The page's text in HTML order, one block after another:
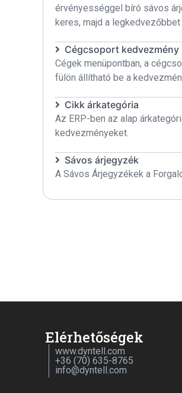
érvényességgel bíró sávos
keres, majd a
Cégcsoport kedvezmény
Cégek menüpontban, a
fülön állítható be a
Cikk árkategória
Az ERP-ben az alap
kedvezményeket.
Sávos árjegyzék
A Sávos Árjegyzékek a
Elérhetőségek
www.dyntell.com
+36 (70) 635-8765
info@dyntell.com